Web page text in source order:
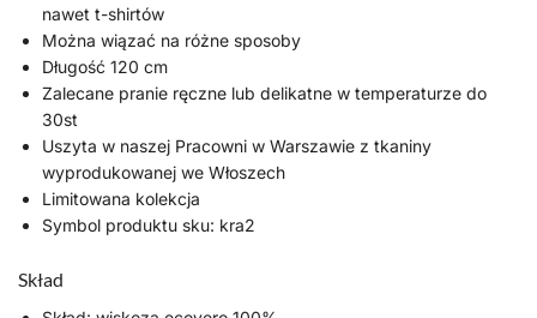
nawet t-shirtów
Można wiązać na różne sposoby
Długość 120 cm
Zalecane pranie ręczne lub delikatne w temperaturze do
30st
Uszyta w naszej Pracowni w Warszawie z tkaniny
wyprodukowanej we Włoszech
Limitowana kolekcja
Symbol produktu sku: kra2
Skład